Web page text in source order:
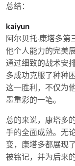
总结：
kaiyun
阿尔贝托·康塔多
他个人能力的完美
通过细致的战术安
多成功克服了种种
这一胜利，不仅为
墨重彩的一笔。
总的来说，康塔多
手的全面成熟。无
变，康塔多都展现
被铭记，并为后来